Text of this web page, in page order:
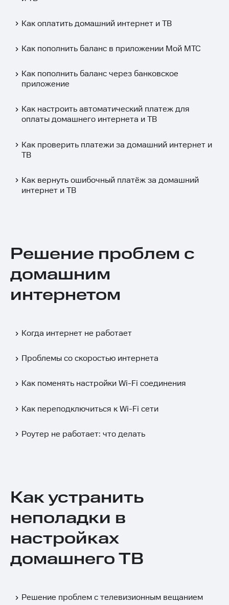
Как оплатить домашний интернет и ТВ
Как пополнить баланс в приложении Мой МТС
Как пополнить баланс через банковское
приложение
Как настроить автоматический платеж для
оплаты домашнего интернета и ТВ
Как проверить платежи за домашний интернет и
ТВ
Как вернуть ошибочный платёж за домашний
интернет и ТВ
Решение проблем с
домашним
интернетом
Когда интернет не работает
Проблемы со скоростью интернета
Как поменять настройки Wi-Fi соединения
Как переподключиться к Wi-Fi сети
Роутер не работает: что делать
Как устранить
неполадки в
настройках
домашнего ТВ
Решение проблем с телевизионным вещанием